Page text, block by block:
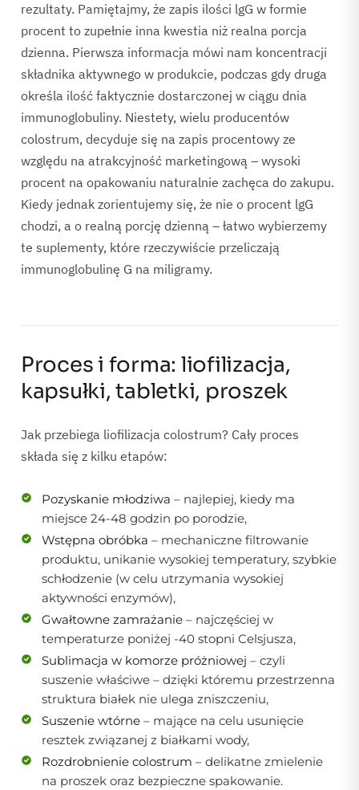
rezultaty. Pamiętajmy, że zapis ilości lgG w formie
procent to zupełnie inna kwestia niż realna porcja
dzienna. Pierwsza informacja mówi nam koncentracji
składnika aktywnego w produkcie, podczas gdy druga
określa ilość faktycznie dostarczonej w ciągu dnia
immunoglobuliny. Niestety, wielu producentów
colostrum, decyduje się na zapis procentowy ze
względu na atrakcyjność marketingową – wysoki
procent na opakowaniu naturalnie zachęca do zakupu.
Kiedy jednak zorientujemy się, że nie o procent lgG
chodzi, a o realną porcję dzienną – łatwo wybierzemy
te suplementy, które rzeczywiście przeliczają
immunoglobulinę G na miligramy.
Proces i forma: liofilizacja,
kapsułki, tabletki, proszek
Jak przebiega liofilizacja colostrum? Cały proces
składa się z kilku etapów:
Pozyskanie młodziwa – najlepiej, kiedy ma
miejsce 24-48 godzin po porodzie,
Wstępna obróbka – mechaniczne filtrowanie
produktu, unikanie wysokiej temperatury, szybkie
schłodzenie (w celu utrzymania wysokiej
aktywności enzymów),
Gwałtowne zamrażanie – najczęściej w
temperaturze poniżej -40 stopni Celsjusza,
Sublimacja w komorze próżniowej – czyli
suszenie właściwe – dzięki któremu przestrzenna
struktura białek nie ulega zniszczeniu,
Suszenie wtórne – mające na celu usunięcie
resztek związanej z białkami wody,
Rozdrobnienie colostrum – delikatne zmielenie
na proszek oraz bezpieczne spakowanie.